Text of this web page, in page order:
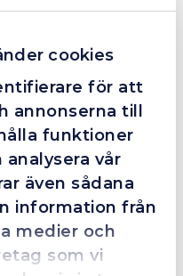
cookies
för att
annonserna till
funktioner
vår
även sådana
information från
medier och
som vi
10 Reviews
ergonomiskt
tändning som ger